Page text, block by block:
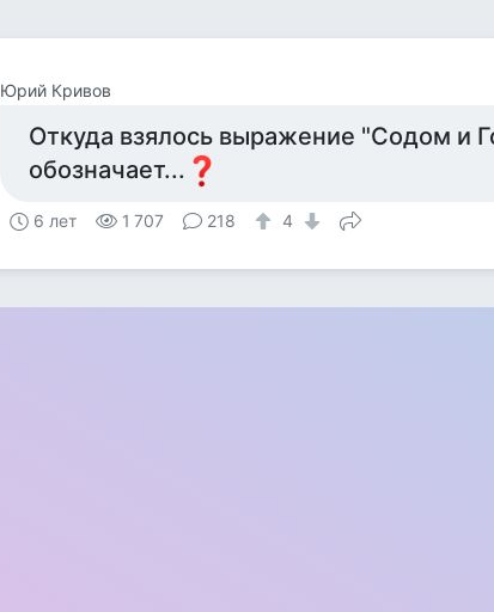
Юрий Кривов
Откуда взялось выражение "Содом и
обозначает...
6 лет 1 707 218 4